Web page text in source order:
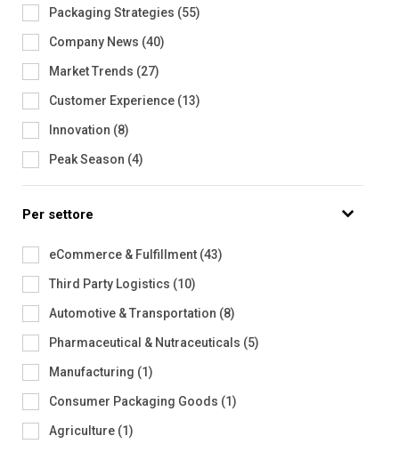
Packaging Strategies (55)
Company News (40)
Market Trends (27)
Customer Experience (13)
Innovation (8)
Peak Season (4)
Per settore
eCommerce & Fulfillment (43)
Third Party Logistics (10)
Automotive & Transportation (8)
Pharmaceutical & Nutraceuticals (5)
Manufacturing (1)
Consumer Packaging Goods (1)
Agriculture (1)